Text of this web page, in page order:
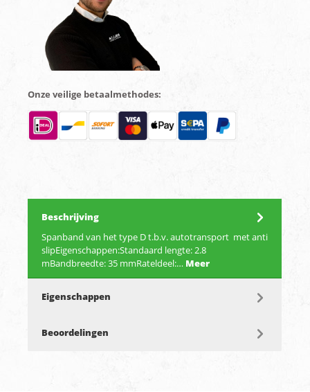
Onze veilige betaalmethodes:
Beschrijving
Spanband van het type D t.b.v. autotransport met anti
slipEigenschappen:Standaard lengte: 2.8
mBandbreedte: 35 mmRateldeel:… Meer
Eigenschappen
Beoordelingen